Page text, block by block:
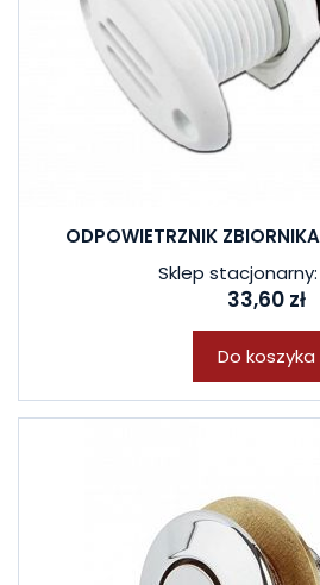
ODPOWIETRZNIK
Sklep stacjonarny:
33,60 zł
Do koszyka